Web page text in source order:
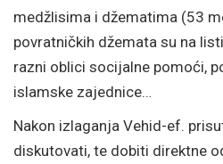
medžlisima i džematima (53
povratničkih džemata su na
razni oblici socijalne pomoći,
islamske zajednice…
Nakon izlaganja Vehid-ef.
diskutovati, te dobiti direktne